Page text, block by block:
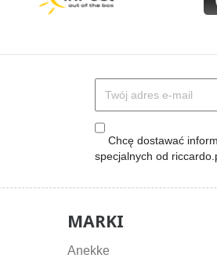
Chcę dostawać
specjalnych od
MARKI
Anekke